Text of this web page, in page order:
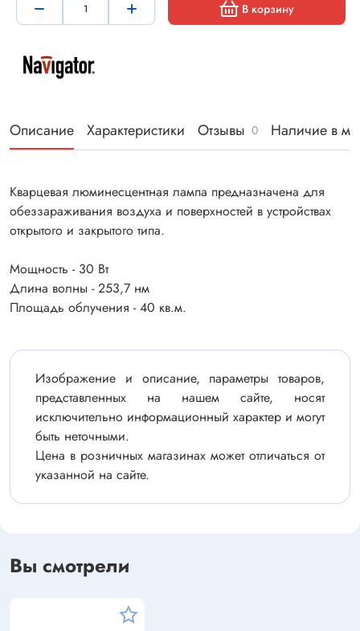
В корзину
Описание Характеристики Отзывы 0 Наличие в
Кварцевая люминесцентная лампа предназначена для
обеззараживания воздуха и поверхностей в устройствах
открытого и закрытого типа.
Мощность - 30 Вт
Длина волны - 253,7 нм
Площадь облучения - 40 кв.м.
Изображение и описание, параметры товаров,
представленных на нашем сайте, носят
исключительно информационный характер и могут
быть неточными.
Цена в розничных магазинах может отличаться от
указанной на сайте.
Вы смотрели